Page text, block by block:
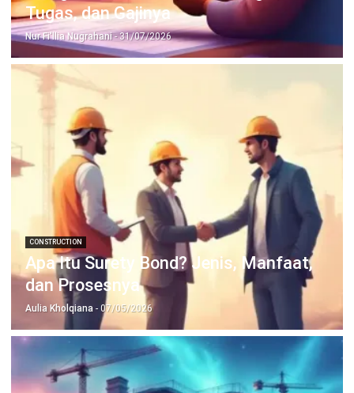
Jalankan Bisnis Lebih Mudah
Bersama HashMicro
Mulai demo gratis hari ini tanpa komitmen. Dapatkan solusi terbaik
untuk bisnis yang lebih efisien.
Jadwalkan Konsultasi
Coba Gratis